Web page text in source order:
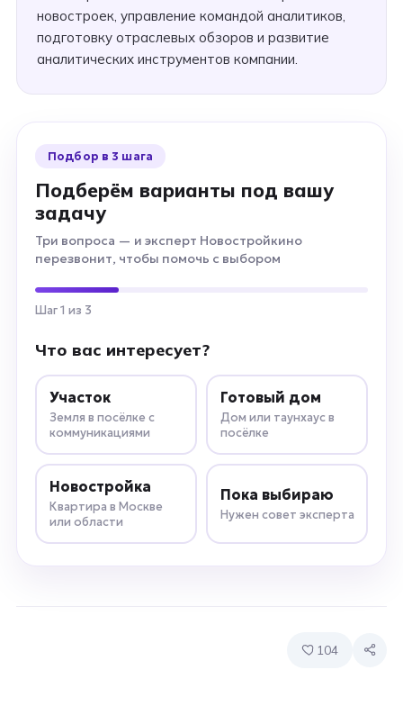
новостроек, управление командой аналитиков,
подготовку отраслевых обзоров и развитие
аналитических инструментов компании.
Подбор в 3 шага
Подберём варианты под вашу
задачу
Три вопроса — и эксперт Новостройкино
перезвонит, чтобы помочь с выбором
Шаг 1 из 3
Что вас интересует?
Участок
Земля в посёлке с
коммуникациями
Готовый дом
Дом или таунхаус в
посёлке
Новостройка
Квартира в Москве
или области
Пока выбираю
Нужен совет эксперта
104